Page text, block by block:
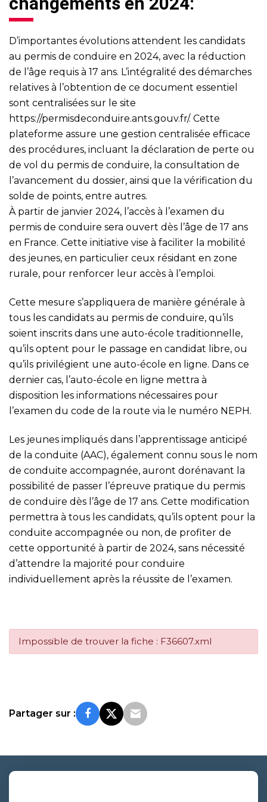
D’importantes évolutions attendent les candidats
au permis de conduire en 2024, avec la réduction
de l’âge requis à 17 ans. L’intégralité des démarches
relatives à l’obtention de ce document essentiel
sont centralisées sur le site
https://permisdeconduire.ants.gouv.fr/. Cette
plateforme assure une gestion centralisée efficace
des procédures, incluant la déclaration de perte ou
de vol du permis de conduire, la consultation de
l’avancement du dossier, ainsi que la vérification du
solde de points, entre autres.
À partir de janvier 2024, l’accès à l’examen du
permis de conduire sera ouvert dès l’âge de 17 ans
en France. Cette initiative vise à faciliter la mobilité
des jeunes, en particulier ceux résidant en zone
rurale, pour renforcer leur accès à l’emploi.
Cette mesure s’appliquera de manière générale à
tous les candidats au permis de conduire, qu’ils
soient inscrits dans une auto-école traditionnelle,
qu’ils optent pour le passage en candidat libre, ou
qu’ils privilégient une auto-école en ligne. Dans ce
dernier cas, l’auto-école en ligne mettra à
disposition les informations nécessaires pour
l’examen du code de la route via le numéro NEPH.
Les jeunes impliqués dans l’apprentissage anticipé
de la conduite (AAC), également connu sous le nom
de conduite accompagnée, auront dorénavant la
possibilité de passer l’épreuve pratique du permis
de conduire dès l’âge de 17 ans. Cette modification
permettra à tous les candidats, qu’ils optent pour la
conduite accompagnée ou non, de profiter de
cette opportunité à partir de 2024, sans nécessité
d’attendre la majorité pour conduire
individuellement après la réussite de l’examen.
Impossible de trouver la fiche : F36607.xml
Partager sur :